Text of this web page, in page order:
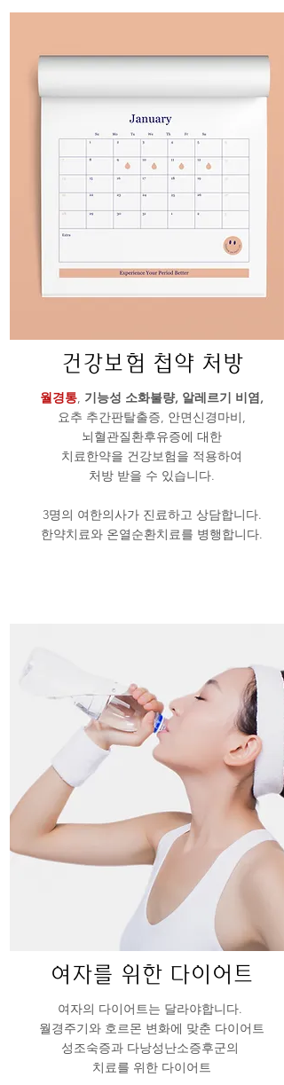
건강보험 첩약 처방
월경통, 기능성 소화불량, 알레르기 비염,
요추 추간판탈출증, 안면신경마비,
뇌혈관질환후유증에 대한
치료한약을 건강보험을 적용하여
​처방 받을 수 있습니다.
3명의 여한의사가 진료하고 상담합니다.
​한약치료와 온열순환치료를 병행합니다.
​여자를 위한 다이어트
여자의 다이어트는 달라야합니다.
월경주기와 호르몬 변화에 맞춘 다이어트
성조숙증과 다낭성난소증후군의
치료를 위한 다이어트